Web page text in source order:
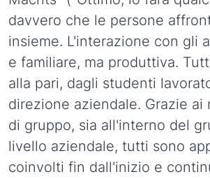
davvero che le persone
insieme. L'interazione con gli
e familiare, ma produttiva.
alla pari, dagli studenti
direzione aziendale. Grazie ai
di gruppo, sia all'interno del
livello aziendale, tutti sono
coinvolti fin dall'inizio e